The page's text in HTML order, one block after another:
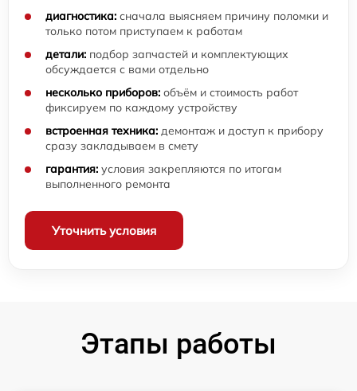
диагностика: сначала выясняем причину поломки и
только потом приступаем к работам
детали: подбор запчастей и комплектующих
обсуждается с вами отдельно
несколько приборов: объём и стоимость работ
фиксируем по каждому устройству
встроенная техника: демонтаж и доступ к прибору
сразу закладываем в смету
гарантия: условия закрепляются по итогам
выполненного ремонта
Уточнить условия
Этапы работы